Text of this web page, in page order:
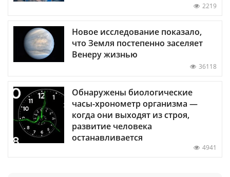
2219
Новое исследование показало,
что Земля постепенно заселяет
Венеру жизнью
36118
Обнаружены биологические
часы-хронометр организма —
когда они выходят из строя,
развитие человека
останавливается
4941